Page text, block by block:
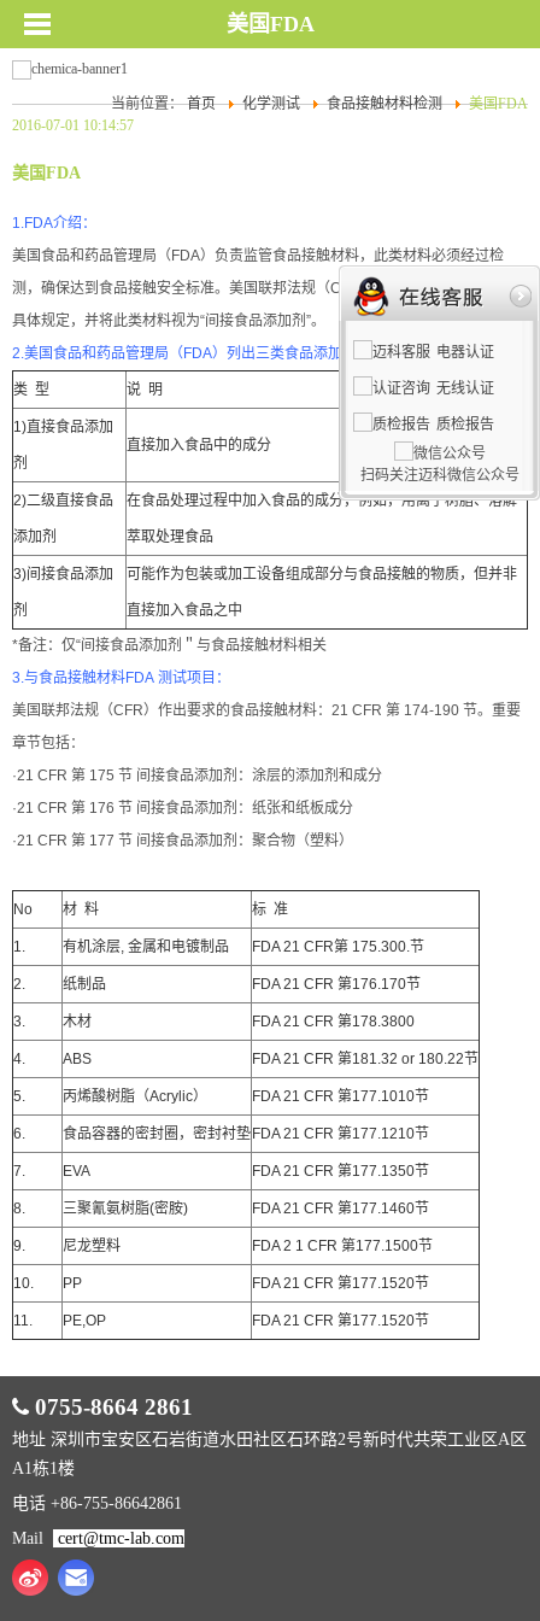
美国FDA
当前位置：首页 化学测试 食品接触材料检测
美国FDA
2016-07-01 10:14:57
美国FDA
1.FDA介绍：
美国食品和药品管理局（FDA）负责监管食品接触材料，此类材料必须经过检
测，确保达到食品接触安全标准。美国联邦法规（CFR）第21章对此类材料作出
具体规定，并将此类材料视为“间接食品添加剂”。
2.美国食品和药品管理局（FDA）列出三类食品添加剂：
类 型 说 明
1)直接食品添加
剂
直接加入食品中的成分
2)二级直接食品
添加剂
在食品处理过程中加入食品的成分，例如，用离子树脂、溶解
萃取处理食品
3)间接食品添加
剂
可能作为包装或加工设备组成部分与食品接触的物质，但并非
直接加入食品之中
*备注：仅“间接食品添加剂＂与食品接触材料相关
3.与食品接触材料FDA 测试项目：
美国联邦法规（CFR）作出要求的食品接触材料：21 CFR 第 174-190 节。重要
章节包括：
·21 CFR 第 175 节 间接食品添加剂：涂层的添加剂和成分
·21 CFR 第 176 节 间接食品添加剂：纸张和纸板成分
·21 CFR 第 177 节 间接食品添加剂：聚合物（塑料）
No 材 料 标 准
1. 有机涂层, 金属和电镀制品 FDA 21 CFR第 175.300.节
2. 纸制品 FDA 21 CFR 第176.170节
3. 木材 FDA 21 CFR 第178.3800
4. ABS FDA 21 CFR 第181.32 or 180.22节
5. 丙烯酸树脂（Acrylic） FDA 21 CFR 第177.1010节
6. 食品容器的密封圈，密封衬垫 FDA 21 CFR 第177.1210节
7. EVA FDA 21 CFR 第177.1350节
8. 三聚氰氨树脂(密胺) FDA 21 CFR 第177.1460节
9. 尼龙塑料 FDA 2 1 CFR 第177.1500节
10. PP FDA 21 CFR 第177.1520节
11. PE,OP FDA 21 CFR 第177.1520节
0755-8664 2861
地址 深圳市宝安区石岩街道水田社区石环路2号新时代共荣工业区A区
A1栋1楼
电话 +86-755-86642861
Mail
cert@tmc-lab.com
电器认证
无线认证
质检报告
扫码关注迈科微信公众号